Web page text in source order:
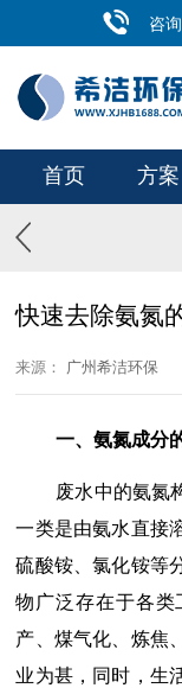
咨
首页 方案
快速去除氨氮
来源： 广州希洁环保
一、氨氮成分
废水中的氨氮
一类是由氨水直接
硫酸铵、氯化铵等
物广泛存在于各类
产、煤气化、炼焦
业为甚，同时，生